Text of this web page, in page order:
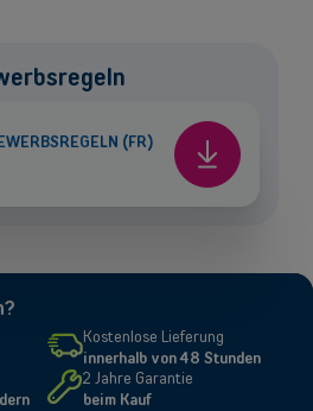
(FR)
ENJOY
(FR)
Kostenlose Lieferung
innerhalb von 48 Stunden
2 Jahre Garantie
beim Kauf